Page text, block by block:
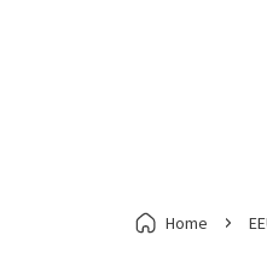
Home